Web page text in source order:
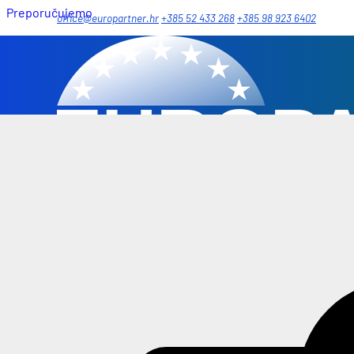
office@europartner.hr+385 52 433 268+385 98 923 6402
Preporučujemo